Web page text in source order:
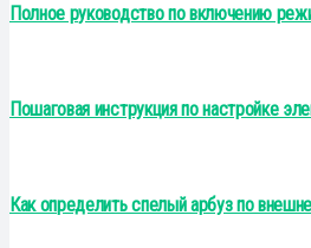
Полное руководство по включению
Пошаговая инструкция по настройке
Как определить спелый арбуз по